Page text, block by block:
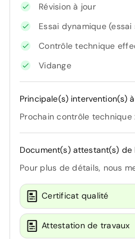
Révision à jour
Essai dynamique
Contrôle technique
Vidange
Principale(s) intervention(s)
Prochain contrôle
Document(s) attestant(s)
Pour plus de détails, nous
Certificat qualité
Attestation de travaux